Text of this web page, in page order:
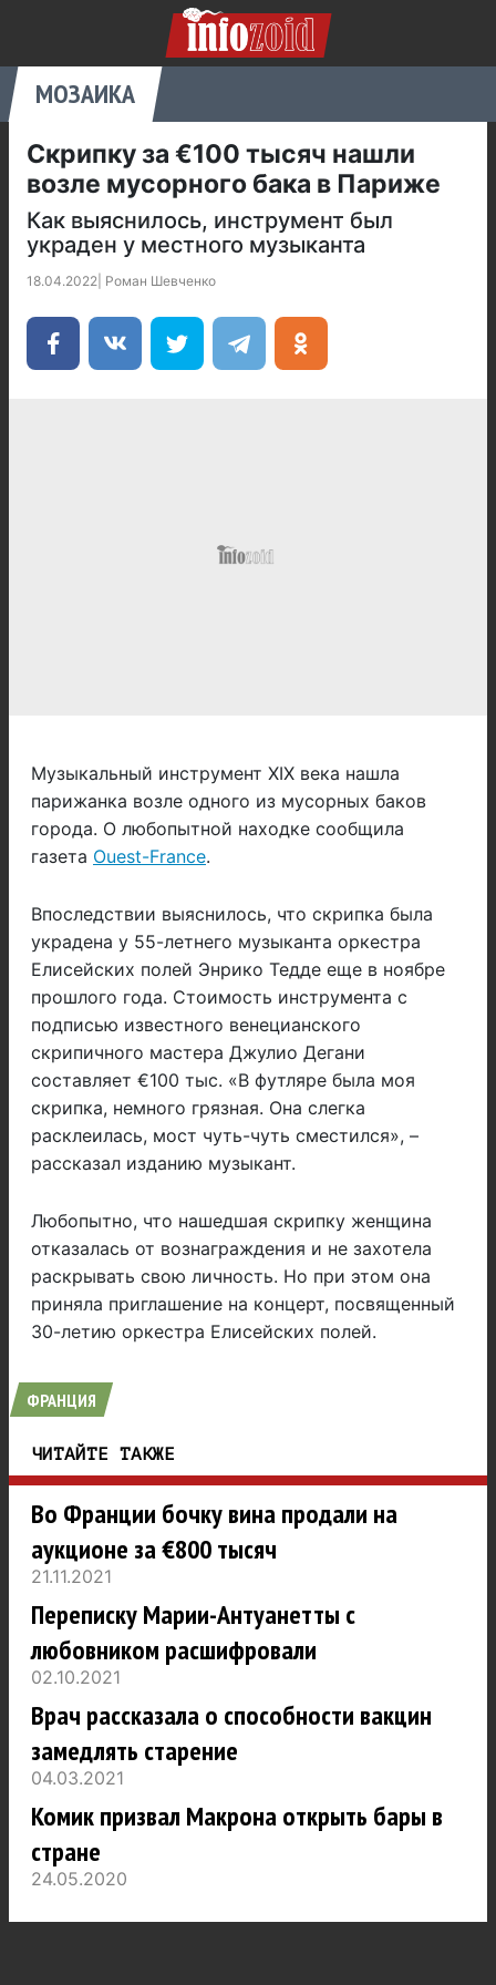
МОЗАИКА
Скрипку за €100 тысяч нашли
возле мусорного бака в Париже
Как выяснилось, инструмент был
украден у местного музыканта
18.04.2022 Роман Шевченко
Музыкальный инструмент XIX века нашла
парижанка возле одного из мусорных баков
города. О любопытной находке сообщила
газета Ouest-France.
Впоследствии выяснилось, что скрипка была
украдена у 55-летнего музыканта оркестра
Елисейских полей Энрико Тедде еще в ноябре
прошлого года. Стоимость инструмента с
подписью известного венецианского
скрипичного мастера Джулио Дегани
составляет €100 тыс. «В футляре была моя
скрипка, немного грязная. Она слегка
расклеилась, мост чуть-чуть сместился», –
рассказал изданию музыкант.
Любопытно, что нашедшая скрипку женщина
отказалась от вознаграждения и не захотела
раскрывать свою личность. Но при этом она
приняла приглашение на концерт, посвященный
30-летию оркестра Елисейских полей.
ФРАНЦИЯ
ЧИТАЙТЕ ТАКЖЕ
Во Франции бочку вина продали на
аукционе за €800 тысяч
21.11.2021
Переписку Марии-Антуанетты с
любовником расшифровали
02.10.2021
Врач рассказала о способности вакцин
замедлять старение
04.03.2021
Комик призвал Макрона открыть бары в
стране
24.05.2020